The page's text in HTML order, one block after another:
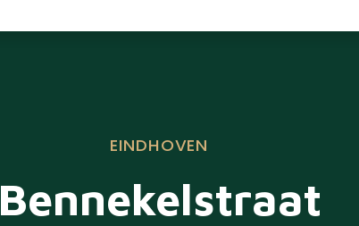
EINDHOVEN
Bennekelstraat